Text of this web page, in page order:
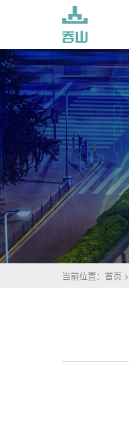
当前位置： 首页 >